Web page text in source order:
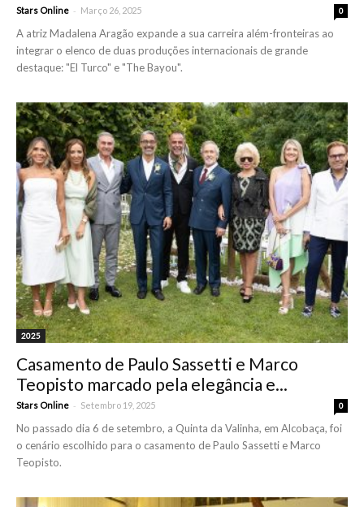
Stars Online - Março 26, 2025 0
A atriz Madalena Aragão expande a sua carreira além-fronteiras ao
integrar o elenco de duas produções internacionais de grande
destaque: "El Turco" e "The Bayou".
2025
Casamento de Paulo Sassetti e Marco
Teopisto marcado pela elegância e...
Stars Online - Setembro 19, 2025 0
No passado dia 6 de setembro, a Quinta da Valinha, em Alcobaça, foi
o cenário escolhido para o casamento de Paulo Sassetti e Marco
Teopisto.